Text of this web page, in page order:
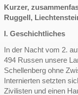
Kurzer,
Ruggell,
I. Geschichtliches
In der Nacht vom 2.
494 Russen unsere
Schellenberg ohne
Internierten setzten
Zivilisten und einen